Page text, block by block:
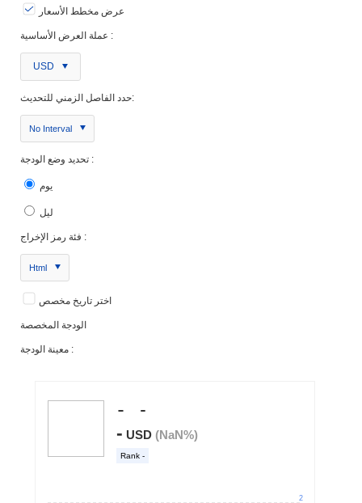
عرض مخطط الأسعار
عملة العرض الأساسية :
USD
حدد الفاصل الزمني للتحديث:
No Interval
تحديد وضع الودجة :
يوم
ليل
فئة رمز الإخراج :
Html
اختر تاريخ مخصص
الودجة المخصصة
معينة الودجة :